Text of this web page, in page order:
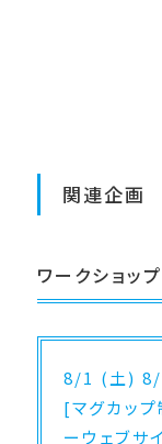
関連企画
ワークショップ
8/1 (土) 8/
[マグカッ
ーウェブサイ